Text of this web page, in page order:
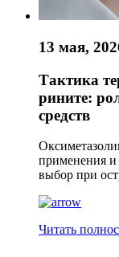
13 мая,
Тактика
рините:
средств
применения и
выбор при
Читать